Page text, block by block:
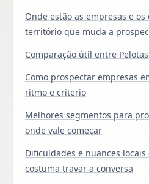
Onde estão as empresas e os
território que muda a
Comparação útil entre
Como prospectar empresas
ritmo e criterio
Melhores segmentos para
onde vale começar
Dificuldades e nuances locais
costuma travar a conversa